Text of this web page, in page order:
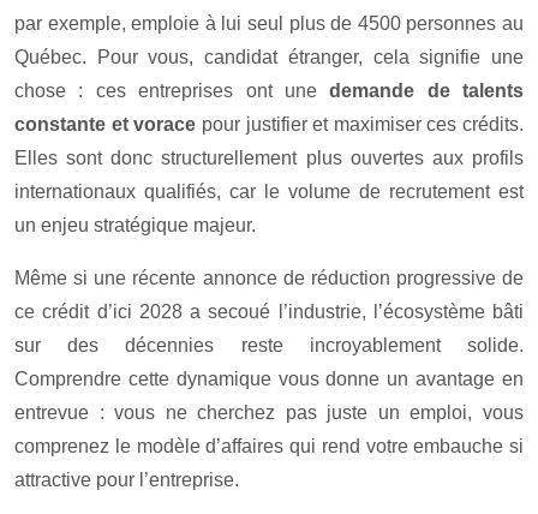
par exemple, emploie à lui seul plus de 4500 personnes au
Québec. Pour vous, candidat étranger, cela signifie une
chose : ces entreprises ont unedemande de talents
constante et vorace pour justifier et maximiser ces crédits.
Elles sont donc structurellement plus ouvertes aux profils
internationaux qualifiés, car le volume de recrutement est
un enjeu stratégique majeur.
Même si une récente annonce de réduction progressive de
ce crédit d’ici 2028 a secoué l’industrie, l’écosystème bâti
sur des décennies reste incroyablement solide.
Comprendre cette dynamique vous donne un avantage en
entrevue : vous ne cherchez pas juste un emploi, vous
comprenez le modèle d’affaires qui rend votre embauche si
attractive pour l’entreprise.